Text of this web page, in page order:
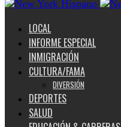
LOCAL
INFORME ESPECIAL
INMIGRACIÓN
CULTURA/FAMA
DIVERSIÓN
DEPORTES
SALUD